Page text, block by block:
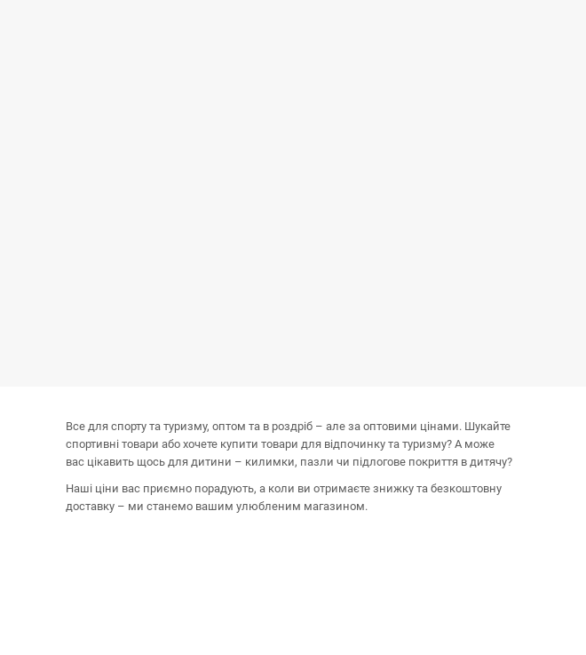
Все для спорту та туризму, оптом та в роздріб – але за оптовими цінами. Шукайте
спортивні товари або хочете купити товари для відпочинку та туризму? А може
вас цікавить щось для дитини – килимки, пазли чи підлогове покриття в дитячу?
Наші ціни вас приємно порадують, а коли ви отримаєте знижку та безкоштовну
доставку – ми станемо вашим улюбленим магазином.